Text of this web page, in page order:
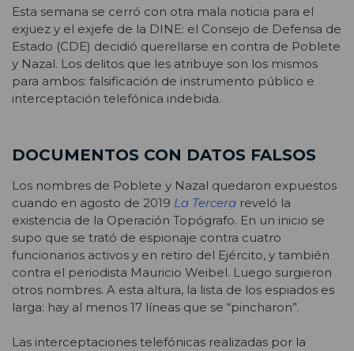
Esta semana se cerró con otra mala noticia para el
exjuez y el exjefe de la DINE: el Consejo de Defensa de
Estado (CDE) decidió querellarse en contra de Poblete
y Nazal. Los delitos que les atribuye son los mismos
para ambos: falsificación de instrumento público e
interceptación telefónica indebida.
DOCUMENTOS CON DATOS FALSOS
Los nombres de Poblete y Nazal quedaron expuestos
cuando en agosto de 2019 La Tercera reveló la
existencia de la Operación Topógrafo. En un inicio se
supo que se trató de espionaje contra cuatro
funcionarios activos y en retiro del Ejército, y también
contra el periodista Mauricio Weibel. Luego surgieron
otros nombres. A esta altura, la lista de los espiados es
larga: hay al menos 17 líneas que se “pincharon”.
Las interceptaciones telefónicas realizadas por la